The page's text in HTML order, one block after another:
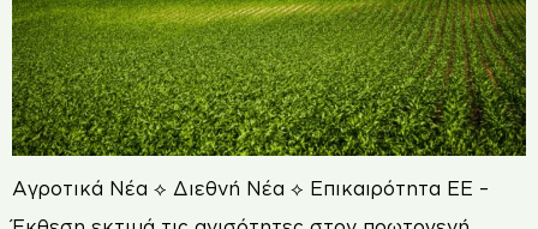
Αγροτικά Νέα ⟡ Διεθνή Νέα ⟡ Επικαιρότητα ΕΕ –